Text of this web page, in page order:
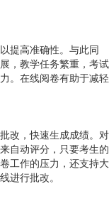
提高准确性。与此同
，教学任务繁重，考试
。在线阅卷有助于减轻
改，快速生成成绩。对
自动评分，只要考生的
工作的压力，还支持大
进行批改。